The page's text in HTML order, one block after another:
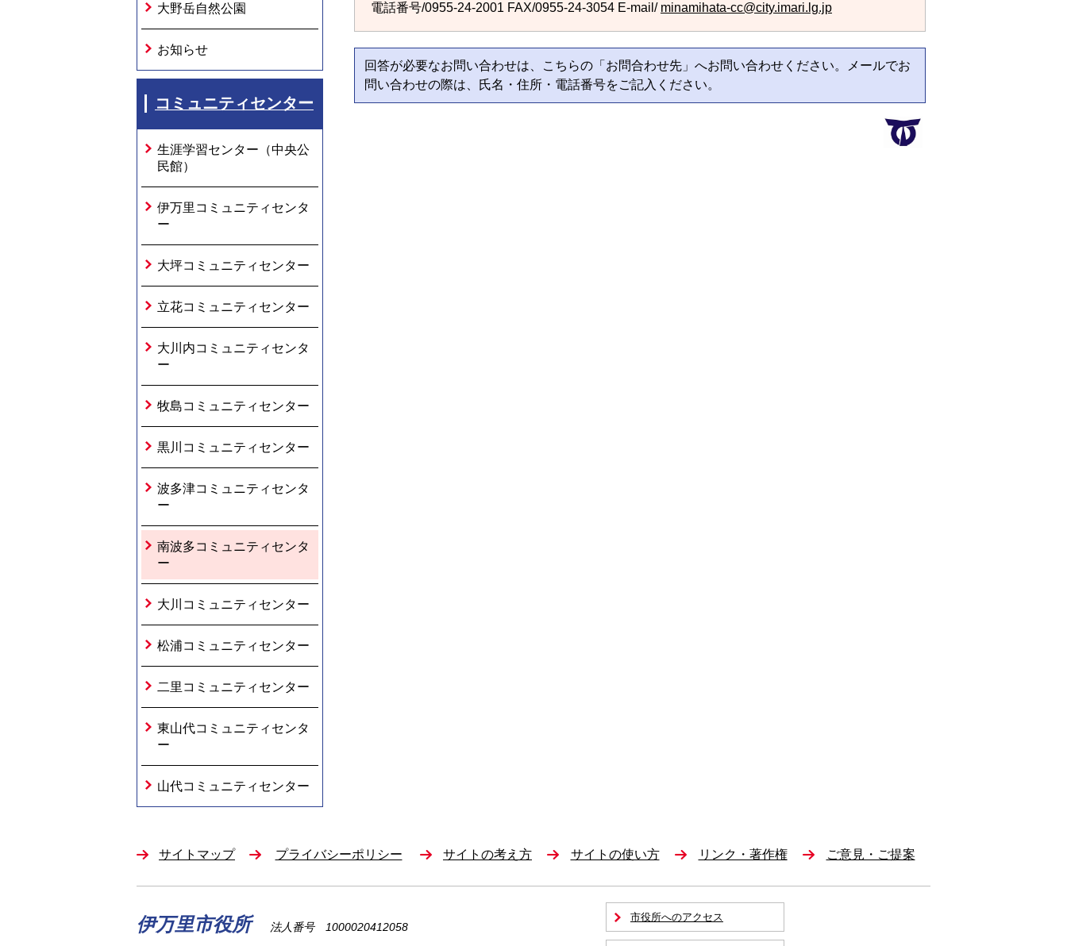
大野岳自然公園
お知らせ
コミュニティセンター
生涯学習センター（中央公
民館）
伊万里コミュニティセンタ
ー
大坪コミュニティセンター
立花コミュニティセンター
大川内コミュニティセンタ
ー
牧島コミュニティセンター
黒川コミュニティセンター
波多津コミュニティセンタ
ー
南波多コミュニティセンタ
ー
大川コミュニティセンター
松浦コミュニティセンター
二里コミュニティセンター
東山代コミュニティセンタ
ー
山代コミュニティセンター
電話番号/0955-24-2001 FAX/0955-24-3054 E-mail/ minamihata-cc@city.imari.lg.jp
回答が必要なお問い合わせは、こちらの「お問合わせ先」へお問い合わせください。メールでお
問い合わせの際は、氏名・住所・電話番号をご記入ください。
サイトマップ プライバシーポリシー サイトの考え方 サイトの使い方 リンク・著作権 ご意見・ご提案
伊万里市役所 法人番号 1000020412058
市役所へのアクセス